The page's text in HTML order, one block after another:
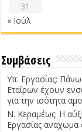
31
« Ιούλ
Συμβάσεις
Υπ. Εργασίας:
Εταίρων έχουν
για την ισότητα
Ν. Κεραμέως: Η
Εργασίας ανάχωμα